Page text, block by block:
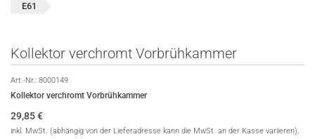
E61
Kollektor verchromt Vorbrühkammer
Art.-Nr.: 8000149
Kollektor verchromt Vorbrühkammer
29,85€
inkl. MwSt. (abhängig von der Lieferadresse kann die MwSt. an der Kasse variieren),